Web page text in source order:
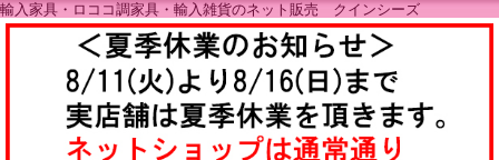
輸入家具・ロココ調家具・輸入雑貨のネット販売 クインシーズ